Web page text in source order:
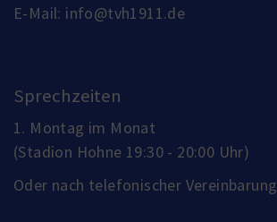
E-Mail: info@tvh1911.de
Sprechzeiten
1. Montag im Monat
(Stadion Hohne 19:30 - 20:00 Uhr)
Oder nach telefonischer Vereinbarung